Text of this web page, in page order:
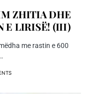
ZHITIA DHE
E LIRISË! (III)
me rastin e 600